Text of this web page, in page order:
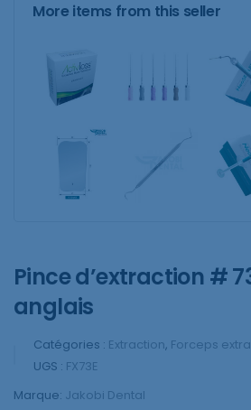
More items from this seller
Pince d’extraction #
anglais
Catégories : Extraction, Forceps
UGS : FX73E
Marque: Jakobi Dental